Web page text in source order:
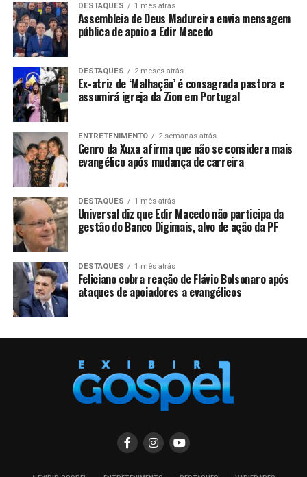
DESTAQUES 1 mês atrás
Assembleia de Deus Madureira envia mensagem
pública de apoio a Edir Macedo
DESTAQUES 2 meses atrás
Ex-atriz de ‘Malhação’ é consagrada pastora e
assumirá igreja da Zion em Portugal
ENTRETENIMENTO 2 semanas atrás
Genro da Xuxa afirma que não se considera mais
evangélico após mudança de carreira
DESTAQUES 1 mês atrás
Universal diz que Edir Macedo não participa da
gestão do Banco Digimais, alvo de ação da PF
DESTAQUES 1 mês atrás
Feliciano cobra reação de Flávio Bolsonaro após
ataques de apoiadores a evangélicos